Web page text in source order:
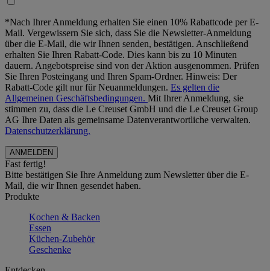
*Nach Ihrer Anmeldung erhalten Sie einen 10% Rabattcode per E-
Mail. Vergewissern Sie sich, dass Sie die Newsletter-Anmeldung
über die E-Mail, die wir Ihnen senden, bestätigen. Anschließend
erhalten Sie Ihren Rabatt-Code. Dies kann bis zu 10 Minuten
dauern. Angebotspreise sind von der Aktion ausgenommen. Prüfen
Sie Ihren Posteingang und Ihren Spam-Ordner. Hinweis: Der
Rabatt-Code gilt nur für Neuanmeldungen. Es gelten die
Allgemeinen Geschäftsbedingungen. Mit Ihrer Anmeldung, sie
stimmen zu, dass die Le Creuset GmbH und die Le Creuset Group
AG Ihre Daten als gemeinsame Datenverantwortliche verwalten.
Datenschutzerklärung.
Fast fertig!
Bitte bestätigen Sie Ihre Anmeldung zum Newsletter über die E-
Mail, die wir Ihnen gesendet haben.
Produkte
Kochen & Backen
Essen
Küchen-Zubehör
Geschenke